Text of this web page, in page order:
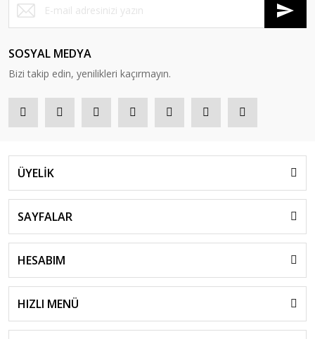
SOSYAL MEDYA
Bizi takip edin, yenilikleri kaçırmayın.
ÜYELİK
SAYFALAR
HESABIM
HIZLI MENÜ